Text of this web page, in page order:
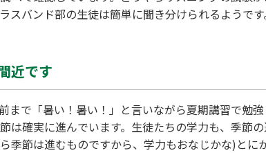
スバンド部の生徒は簡単に聞き分けられるよう
近です
まで「暑い！暑い！」と言いながら夏期講習で勉
は確実に進んでいます。生徒たちの学力も、季
季節は進むものですから、学力もおなじかな)と